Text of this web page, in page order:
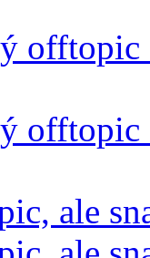
offtopic
offtopic
ale